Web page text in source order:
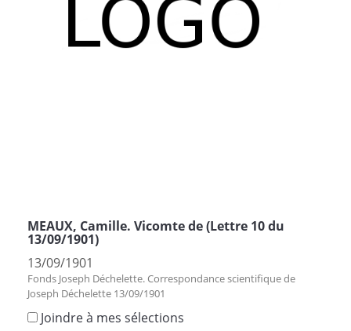
MEAUX, Camille. Vicomte de (Lettre 10 du
13/09/1901)
13/09/1901
Fonds Joseph Déchelette. Correspondance scientifique de
Joseph Déchelette 13/09/1901
Joindre à mes sélections